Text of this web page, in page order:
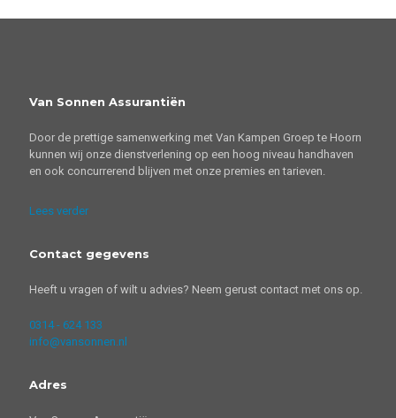
Van Sonnen Assurantiën
Door de prettige samenwerking met Van Kampen Groep te Hoorn
kunnen wij onze dienstverlening op een hoog niveau handhaven
en ook concurrerend blijven met onze premies en tarieven.
Lees verder
Contact gegevens
Heeft u vragen of wilt u advies? Neem gerust contact met ons op.
0314 - 624 133
info@vansonnen.nl
Adres